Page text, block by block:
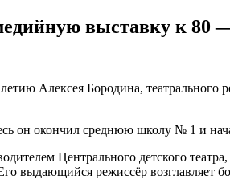
выставку к 80
Алексея Бородина, театрального
окончил среднюю школу № 1 и
Центрального детского
выдающийся режиссёр возглавляет